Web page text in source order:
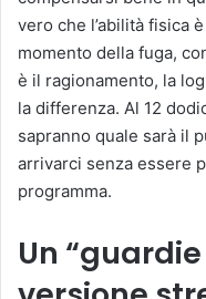
vero che l’abilità fisica
momento della fuga,
è il ragionamento, la
la differenza. Al 12
sapranno quale sarà il
arrivarci senza essere
programma.
Un